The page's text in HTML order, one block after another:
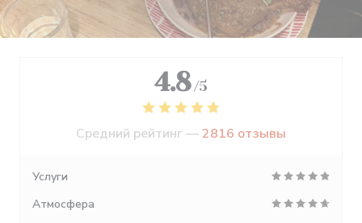
4.8 /5
Средний рейтинг —2816 отзывы
Услуги
Атмосфера